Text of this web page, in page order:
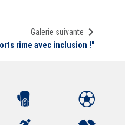
Galerie suivante
rime avec inclusion !"